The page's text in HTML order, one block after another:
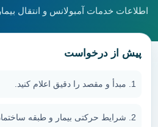
اطلاعات خدمات آمبولانس و انتقال
پیش از درخواست
مبدأ و مقصد را دقیق اعلام کنید.
شرایط حرکتی بیمار و طبقه